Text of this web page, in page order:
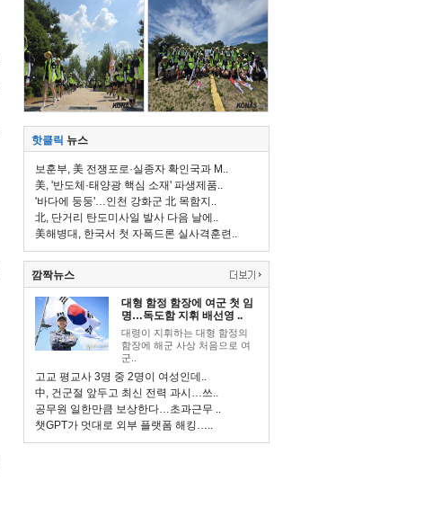
핫클릭 뉴스
보훈부, 美 전쟁포로·실종자 확인국과 M..
美, '반도체·태양광 핵심 소재' 파생제품..
'바다에 둥둥'…인천 강화군 北 목함지..
北, 단거리 탄도미사일 발사 다음 날에..
美해병대, 한국서 첫 자폭드론 실사격훈련..
깜짝뉴스
대형 함정 함장에 여군 첫 임
명…독도함 지휘 배선영 ..
대령이 지휘하는 대형 함정의
함장에 해군 사상 처음으로 여
군..
고교 평교사 3명 중 2명이 여성인데..
中, 건군절 앞두고 최신 전력 과시…쓰..
공무원 일한만큼 보상한다…초과근무 ..
챗GPT가 멋대로 외부 플랫폼 해킹…..